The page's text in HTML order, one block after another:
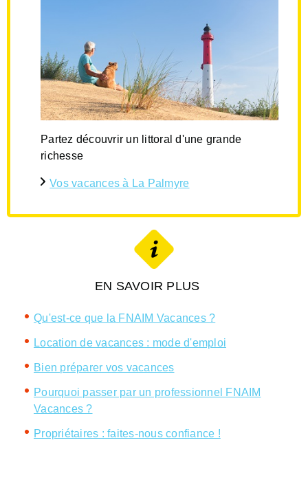
Partez découvrir un littoral d'une grande
richesse
Vos vacances à La Palmyre
EN SAVOIR PLUS
Qu'est-ce que la FNAIM Vacances ?
Location de vacances : mode d'emploi
Bien préparer vos vacances
Pourquoi passer par un professionnel FNAIM
Vacances ?
Propriétaires : faites-nous confiance !